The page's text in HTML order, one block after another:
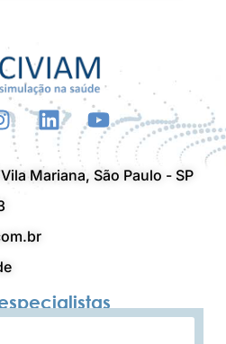
Mariana, São Paulo - SP